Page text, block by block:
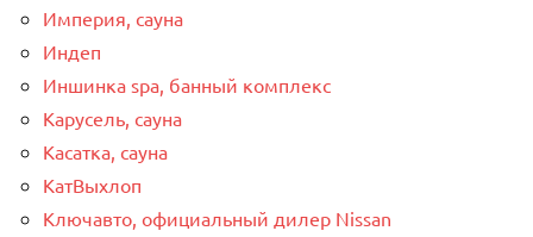
Империя, сауна
Индеп
Иншинка spa, банный комплекс
Карусель, сауна
Касатка, сауна
КатВыхлоп
Ключавто, официальный дилер Nissan